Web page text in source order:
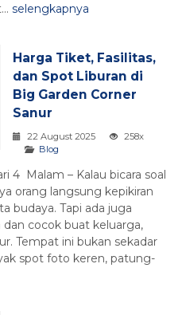
selengkapnya
Harga Tiket, Fasilitas,
dan Spot Liburan di
Big Garden Corner
Sanur
22 August 2025
258x
Blog
4 Malam – Kalau bicara soal
orang langsung kepikiran
budaya. Tapi ada juga
cocok buat keluarga,
Tempat ini bukan sekadar
spot foto keren, patung-